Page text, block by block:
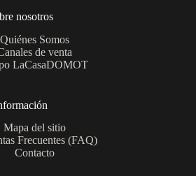
nosotros
Quiénes Somos
de venta
LaCasaDOMOT
Mapa del sitio
Frecuentes (FAQ)
Contacto